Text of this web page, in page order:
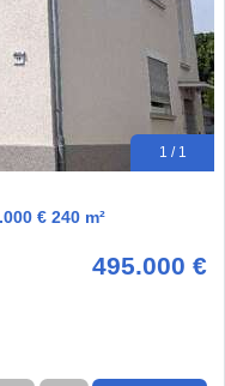
1 / 1
€ 240 m²
495.000 €